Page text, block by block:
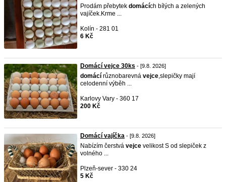
Prodám přebytek domácích bílých a zelených
vajíček.Krme ...
Kolín - 281 01
6 Kč
Domácí vejce 30ks - [9.8. 2026]
domácí různobarevná vejce,slepičky mají
celodenní výběh ...
Karlovy Vary - 360 17
200 Kč
Domácí vajíčka - [9.8. 2026]
Nabízím čerstvá vejce velikost S od slepiček z
volného ...
Plzeň-sever - 330 24
5 Kč